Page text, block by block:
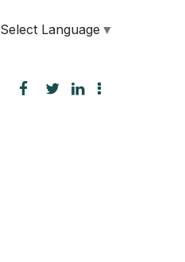
Select Language ▼